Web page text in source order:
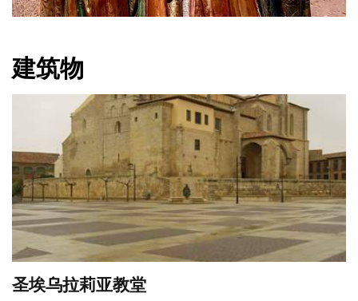
建筑物
圣埃乌拉莉亚教堂